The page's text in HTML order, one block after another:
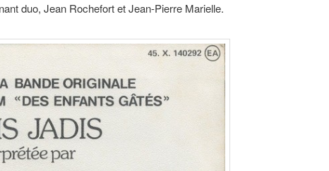
duo, Jean Rochefort et Jean-Pierre Marielle.